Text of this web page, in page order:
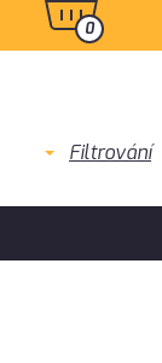
0
Filtrování